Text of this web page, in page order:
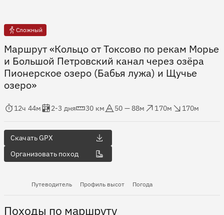
Сложный
Маршрут «Кольцо от Токсово по рекам Морье
и Большой Петровский канал через озёра
Пионерское озеро (Бабья лужа) и Щучье
озеро»
в пути
12ч 44м
Оценка в днях
2-3 дня
30 км
50 — 88м
170м
170м
Скачать GPX
Организовать поход
Путеводитель Профиль высот Погода
Походы по маршруту